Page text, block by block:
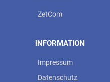
ZetCom
INFORMATION
Impressum
Datenschutz